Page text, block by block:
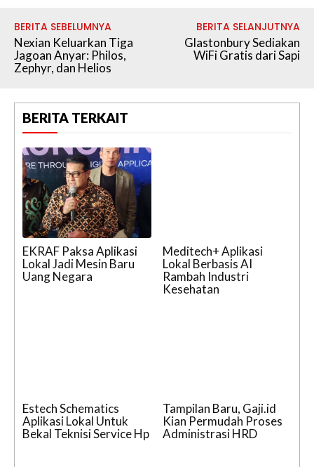
BERITA SEBELUMNYA
Nexian Keluarkan Tiga
Jagoan Anyar: Philos,
Zephyr, dan Helios
BERITA SELANJUTNYA
Glastonbury Sediakan
WiFi Gratis dari Sapi
BERITA TERKAIT
EKRAF Paksa Aplikasi
Lokal Jadi Mesin Baru
Uang Negara
Meditech+ Aplikasi
Lokal Berbasis AI
Rambah Industri
Kesehatan
Estech Schematics
Aplikasi Lokal Untuk
Bekal Teknisi Service Hp
Tampilan Baru, Gaji.id
Kian Permudah Proses
Administrasi HRD